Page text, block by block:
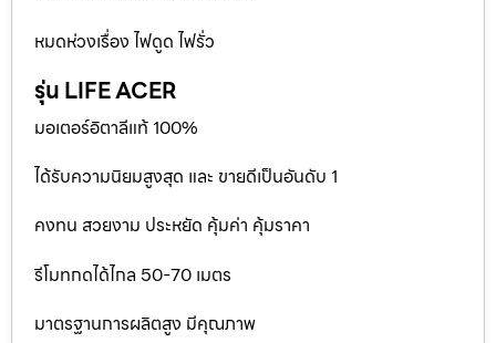
หมดห่วงเรื่อง ไฟดูด ไฟรั่ว
รุ่น LIFE ACER
มอเตอร์อิตาลีแท้ 100%
ได้รับความนิยมสูงสุด และ ขายดีเป็นอันดับ 1
คงทน สวยงาม ประหยัด คุ้มค่า คุ้มราคา
รีโมทกดได้ไกล 50-70 เมตร
มาตรฐานการผลิตสูง มีคุณภาพ